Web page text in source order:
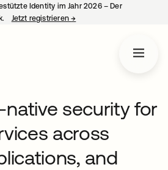
Identity im Jahr 2026 – Der
Jetzt registrieren→
native security for
across
and